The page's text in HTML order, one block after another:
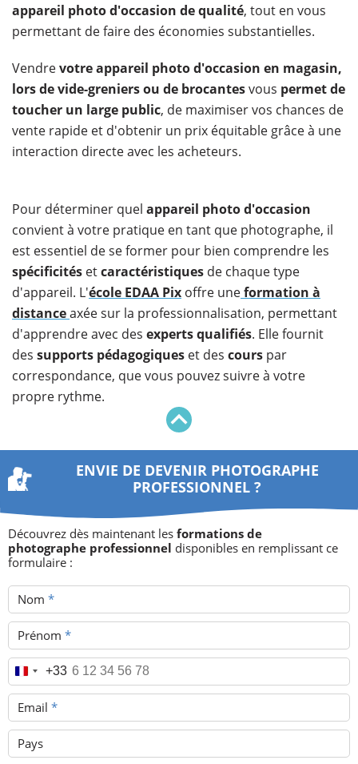
appareil photo d'occasion de qualité, tout en vous
permettant de faire des économies substantielles.
Vendrevotre appareil photo d'occasion en magasin,
lors de vide-greniers ou de brocantesvous permet de
toucher un large public, de maximiser vos chances de
vente rapide et d'obtenir un prix équitable grâce à une
interaction directe avec les acheteurs.
Pour déterminer quel appareil photo d'occasion
convient à votre pratique en tant que photographe, il
est essentiel de se former pour bien comprendre les
spécificités etcaractéristiques de chaque type
d'appareil. L'école EDAA Pix offre uneformation à
distanceaxée sur la professionnalisation, permettant
d'apprendre avec des experts qualifiés. Elle fournit
des supports pédagogiques et des cours par
correspondance, que vous pouvez suivre à votre
propre rythme.
ENVIE DE DEVENIR PHOTOGRAPHE
PROFESSIONNEL ?
Découvrez dès maintenant les formations de
photographe professionnel disponibles en remplissant ce
formulaire :
Nom *
Prénom *
Téléphone *
+33
Email *
Pays